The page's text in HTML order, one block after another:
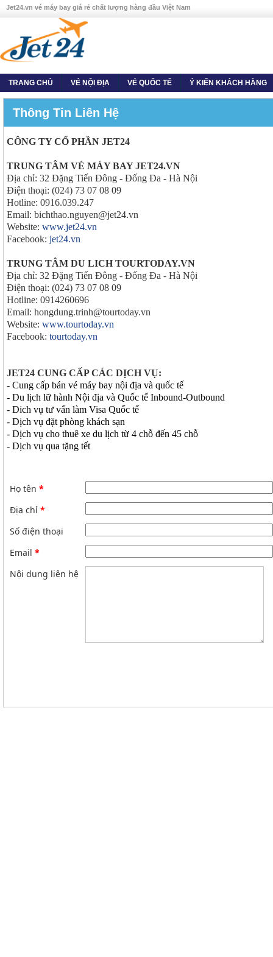
Jet24.vn vé máy bay giá rẻ chất lượng hàng đầu Việt Nam
TRANG CHỦ VÉ NỘI ĐỊA VÉ QUỐC TẾ Ý KIẾN KHÁCH HÀNG
Thông Tin Liên Hệ
CÔNG TY CỔ PHẦN JET24
TRUNG TÂM VÉ MÁY BAY JET24.VN
Địa chỉ: 32 Đặng Tiến Đông - Đống Đa - Hà Nội
Điện thoại: (024) 73 07 08 09
Hotline: 0916.039.247
Email: bichthao.nguyen@jet24.vn
Website: www.jet24.vn
Facebook: jet24.vn
TRUNG TÂM DU LICH TOURTODAY.VN
Địa chỉ: 32 Đặng Tiến Đông - Đống Đa - Hà Nội
Điện thoại: (024) 73 07 08 09
Hotline: 0914260696
Email: hongdung.trinh@tourtoday.vn
Website: www.tourtoday.vn
Facebook: tourtoday.vn
JET24 CUNG CẤP CÁC DỊCH VỤ:
- Cung cấp bán vé máy bay nội địa và quốc tế
- Du lịch lữ hành Nội địa và Quốc tế Inbound-Outbound
- Dich vụ tư vấn làm Visa Quốc tế
- Dịch vụ đặt phòng khách sạn
- Dịch vụ cho thuê xe du lịch từ 4 chỗ đến 45 chỗ
- Dịch vụ qua tặng tết
Họ tên *
Địa chỉ *
Số điện thoại
Email *
Nội dung liên hệ